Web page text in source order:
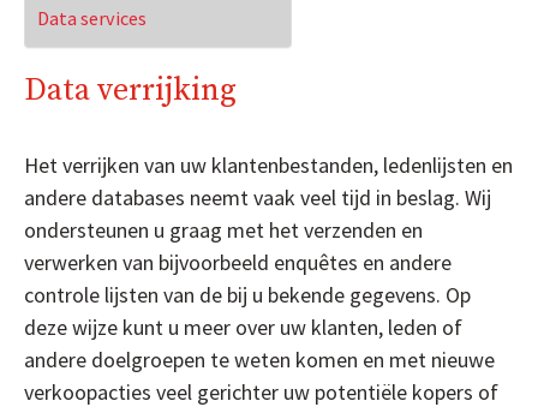
Data services
Data verrijking
Het verrijken van uw klantenbestanden, ledenlijsten en
andere databases neemt vaak veel tijd in beslag. Wij
ondersteunen u graag met het verzenden en
verwerken van bijvoorbeeld enquêtes en andere
controle lijsten van de bij u bekende gegevens. Op
deze wijze kunt u meer over uw klanten, leden of
andere doelgroepen te weten komen en met nieuwe
verkoopacties veel gerichter uw potentiële kopers of